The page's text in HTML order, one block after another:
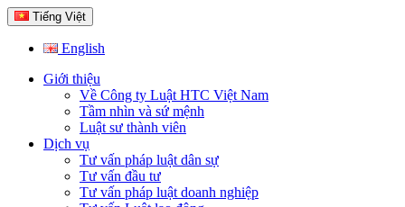
Tiếng Việt
English
Giới thiệu
Về Công ty Luật HTC Việt Nam
Tầm nhìn và sứ mệnh
Luật sư thành viên
Dịch vụ
Tư vấn pháp luật dân sự
Tư vấn đầu tư
Tư vấn pháp luật doanh nghiệp